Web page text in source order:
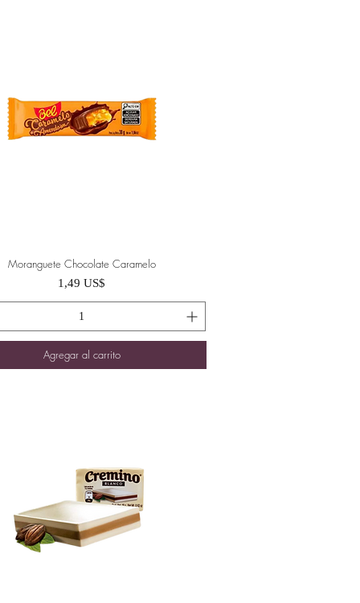
Vista rápida
Moranguete Chocolate Caramelo
Precio
1,49 US$
Agregar al carrito